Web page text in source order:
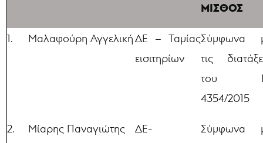
ΜΙΣΘΟΣ
1. Μαλαφούρη ΑγγελικήΔΕ – Ταμίας
εισιτηρίων
Σύμφωνα
τις
του
4354/2015
2. Μίαρης Παναγιώτης
ΔΕ-
Σύμφωνα